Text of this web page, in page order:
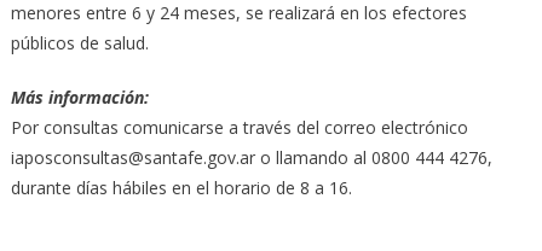
menores entre 6 y 24 meses, se realizará en los efectores
públicos de salud.
Más información:
Por consultas comunicarse a través del correo electrónico
iaposconsultas@santafe.gov.ar o llamando al 0800 444 4276,
durante días hábiles en el horario de 8 a 16.